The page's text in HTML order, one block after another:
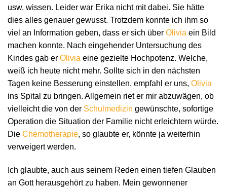
usw. wissen. Leider war Erika nicht mit dabei. Sie hätte
dies alles genauer gewusst. Trotzdem konnte ich ihm so
viel an Information geben, dass er sich über Olivia ein Bild
machen konnte. Nach eingehender Untersuchung des
Kindes gab er Olivia eine gezielte Hochpotenz. Welche,
weiß ich heute nicht mehr. Sollte sich in den nächsten
Tagen keine Besserung einstellen, empfahl er uns, Olivia
ins Spital zu bringen. Allgemein riet er mir abzuwägen, ob
vielleicht die von der Schulmedizin gewünschte, sofortige
Operation die Situation der Familie nicht erleichtern würde.
Die Chemotherapie, so glaubte er, könnte ja weiterhin
verweigert werden.
Ich glaubte, auch aus seinem Reden einen tiefen Glauben
an Gott herausgehört zu haben. Mein gewonnener